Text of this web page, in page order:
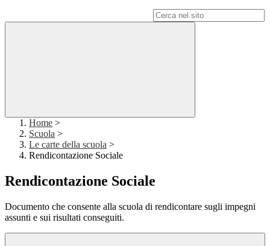
Home >
Scuola >
Le carte della scuola >
Rendicontazione Sociale
Rendicontazione Sociale
Documento che consente alla scuola di rendicontare sugli impegni
assunti e sui risultati conseguiti.